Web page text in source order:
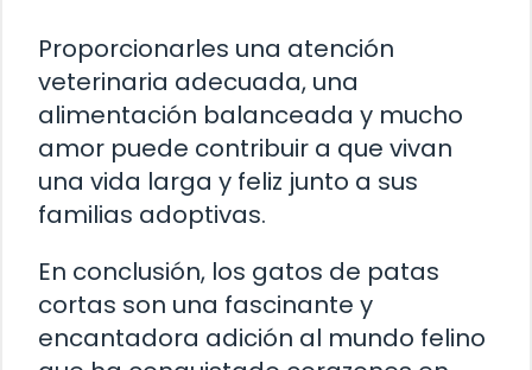
Proporcionarles una atención
veterinaria adecuada, una
alimentación balanceada y mucho
amor puede contribuir a que vivan
una vida larga y feliz junto a sus
familias adoptivas.
En conclusión, los gatos de patas
cortas son una fascinante y
encantadora adición al mundo felino